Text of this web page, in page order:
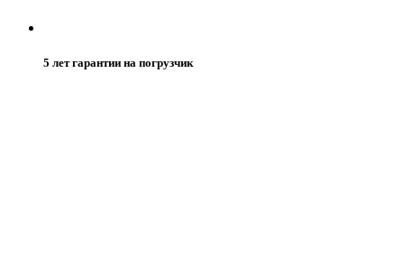
5 лет гарантии на погрузчик